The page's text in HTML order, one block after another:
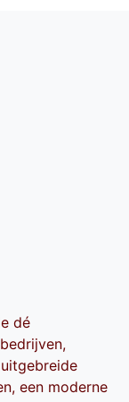
dé
een moderne